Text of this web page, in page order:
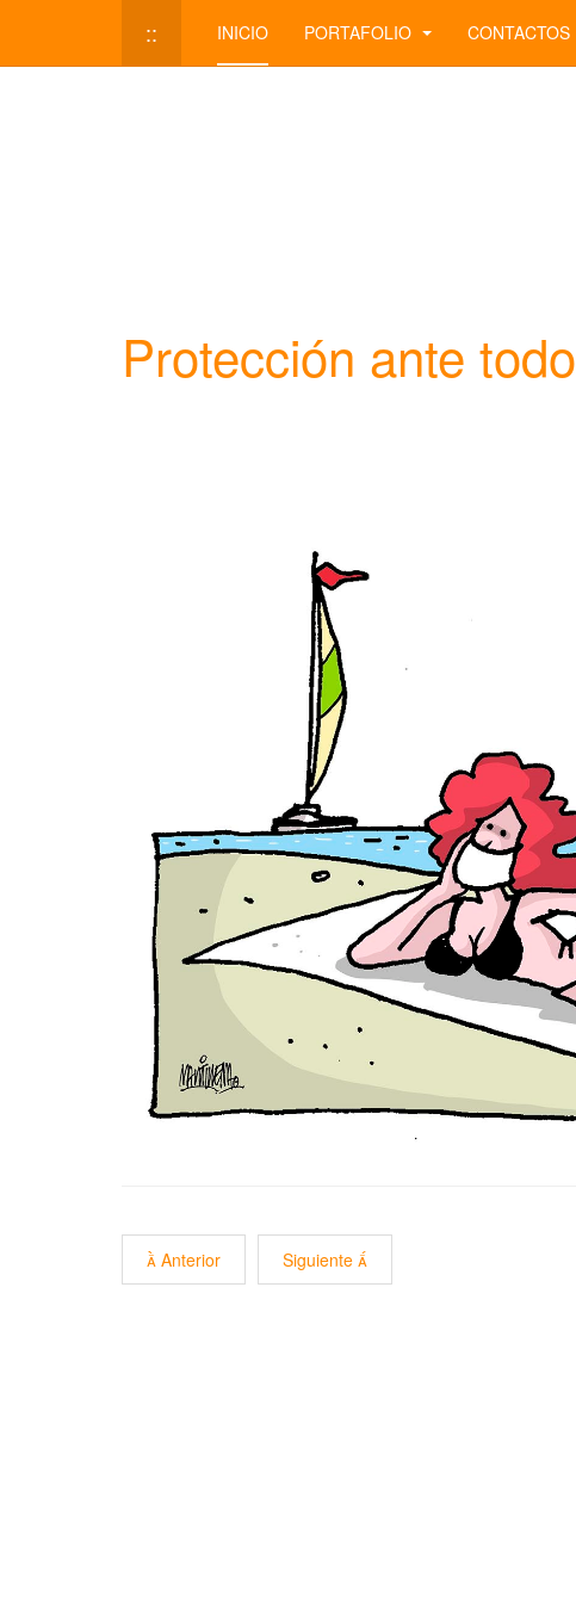
:: INICIO PORTAFOLIO CONTACTOS
Protección ante todo
Anterior Siguiente